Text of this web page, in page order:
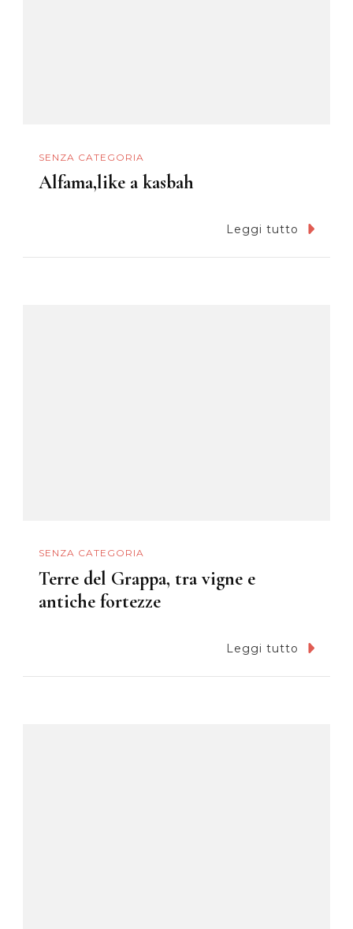
SENZA CATEGORIA
Alfama,like a kasbah
Leggi tutto
SENZA CATEGORIA
Terre del Grappa, tra vigne e
antiche fortezze
Leggi tutto